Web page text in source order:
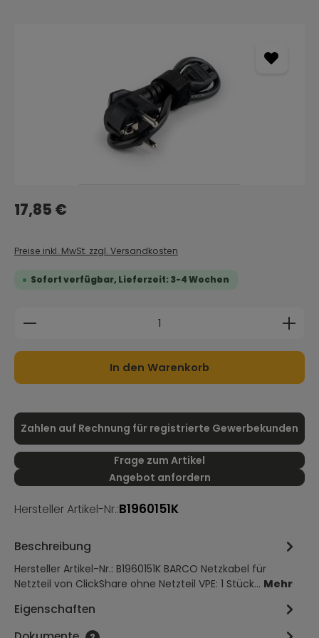
Regulärer Preis:
17,85 €
Preise inkl. MwSt. zzgl. Versandkosten
Sofort verfügbar, Lieferzeit: 3-4 Wochen
Produkt Anzahl: Gib den gewünschten Wert
In den Warenkorb
Zahlen auf Rechnung für registrierte Gewerbekunden
Frage zum Artikel
Angebot anfordern
Hersteller Artikel-Nr.:B1960151K
Beschreibung
Hersteller Artikel-Nr.: B1960151K BARCO Netzkabel für
Netzteil von ClickShare ohne Netzteil VPE: 1 Stück… Mehr
Eigenschaften